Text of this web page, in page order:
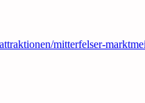
mitterfelser-